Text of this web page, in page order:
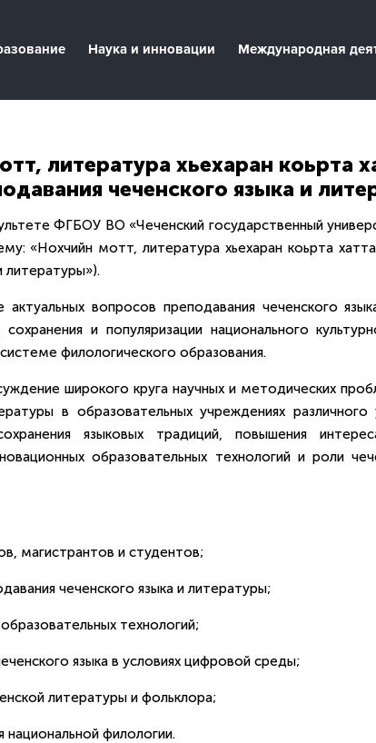
Наука и инновации Международная
литература хьехаран коьрта
чеченского языка и
ФГБОУ ВО «Чеченский государственный
«Нохчийн мотт, литература хьехаран коьрта
литературы»).
вопросов преподавания чеченского
и популяризации национального
филологического образования.
широкого круга научных и методических
в образовательных учреждениях
языковых традиций, повышения
образовательных технологий и роли
магистрантов и студентов;
чеченского языка и литературы;
технологий;
языка в условиях цифровой среды;
литературы и фольклора;
национальной филологии.